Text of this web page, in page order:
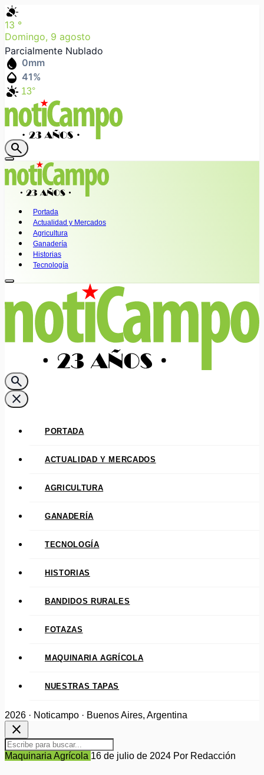
partly_cloudy_day
13 °
Domingo, 9 agosto
Parcialmente Nublado
water_drop 0mm
humidity_mid 41%
partly_cloudy_day 13°
search
Portada
Actualidad y Mercados
Agricultura
Ganadería
Historias
Tecnología
search
close
PORTADA
ACTUALIDAD Y MERCADOS
AGRICULTURA
GANADERÍA
TECNOLOGÍA
HISTORIAS
BANDIDOS RURALES
FOTAZAS
MAQUINARIA AGRÍCOLA
NUESTRAS TAPAS
2026 · Noticampo · Buenos Aires, Argentina
close
Maquinaria Agrícola 16 de julio de 2024 Por Redacción